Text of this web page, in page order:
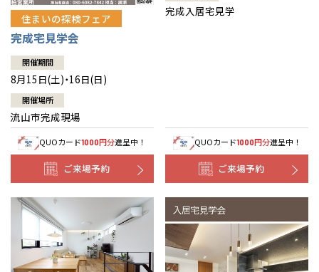
住まいの探検フェア
完成宅見学会
開催期間
8月15日(土)・16日(日)
開催場所
流山市完成現場
QUOカード1000円分進呈中！
ご来場予約
完成入居宅見学
QUOカード1000円分進呈中！
ご来場予約